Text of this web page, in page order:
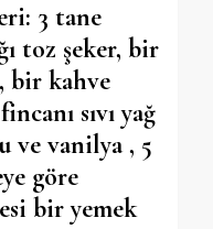
3 tane
toz şeker, bir
bir kahve
sıvı yağ
ve vanilya , 5
göre
bir yemek